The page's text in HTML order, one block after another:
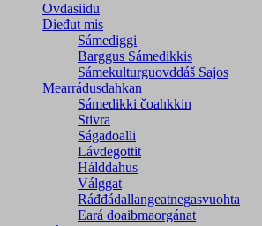
Ovdasiidu
Dieđut mis
Sámediggi
Barggus Sámedikkis
Sámekulturguovddáš Sajos
Mearrádusdahkan
Sámedikki čoahkkin
Stivra
Ságadoalli
Lávdegottit
Hálddahus
Válggat
Ráđđádallangeatnegas­vuohta
Eará doaibmaorgánat